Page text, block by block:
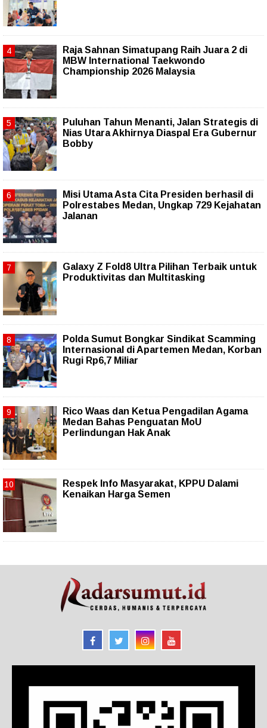
Raja Sahnan Simatupang Raih Juara 2 di
MBW International Taekwondo
Championship 2026 Malaysia
Puluhan Tahun Menanti, Jalan Strategis di
Nias Utara Akhirnya Diaspal Era Gubernur
Bobby
Misi Utama Asta Cita Presiden berhasil di
Polrestabes Medan, Ungkap 729 Kejahatan
Jalanan
Galaxy Z Fold8 Ultra Pilihan Terbaik untuk
Produktivitas dan Multitasking
Polda Sumut Bongkar Sindikat Scamming
Internasional di Apartemen Medan, Korban
Rugi Rp6,7 Miliar
Rico Waas dan Ketua Pengadilan Agama
Medan Bahas Penguatan MoU
Perlindungan Hak Anak
Respek Info Masyarakat, KPPU Dalami
Kenaikan Harga Semen